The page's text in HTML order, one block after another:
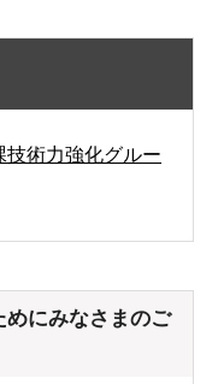
術力強化グルー
めにみなさまのご